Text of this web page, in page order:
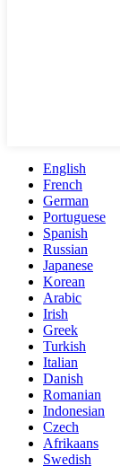
English
French
German
Portuguese
Spanish
Russian
Japanese
Korean
Arabic
Irish
Greek
Turkish
Italian
Danish
Romanian
Indonesian
Czech
Afrikaans
Swedish